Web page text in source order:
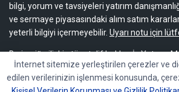
bilgi, yorum ve tavsiyeleri yatırım
ve sermaye piyasasındaki alım satım
yeterli bilgiyi içermeyebilir. Uyarı notu için
Bu içeriğe ilişkin tüm telif hakları İş Yatırım
aittir. Bu içerik, açık iznimiz olmaksızın
herhangi bir amaçla, kısmen veya tamamen
İnternet sitemize yerleştirilen çerezler ve
edilen verilerinizin işlenmesi konusunda,